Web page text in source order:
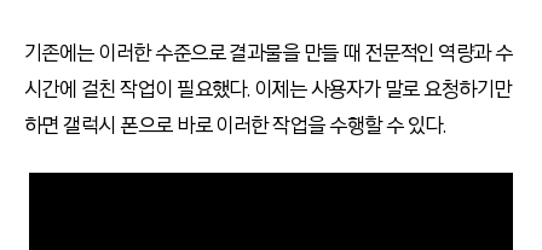
기존에는 이러한 수준으로 결과물을 만들 때 전문적인 역량과 수
시간에 걸친 작업이 필요했다. 이제는 사용자가 말로 요청하기만
하면 갤럭시 폰으로 바로 이러한 작업을 수행할 수 있다.